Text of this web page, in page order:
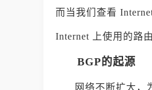
而当我们查看
Internet 上使用的路
BGP的起源
网络不断扩大，